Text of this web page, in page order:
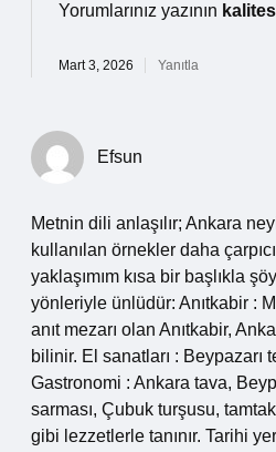
Yorumlarınız yazının
Mart 3, 2026 Yanıtla
Efsun
Metnin dili anlaşılır; Ankara
kullanılan örnekler daha
yaklaşımım kısa bir başlıkla
yönleriyle ünlüdür: Anıtkabir :
anıt mezarı olan Anıtkabir,
bilinir. El sanatları :
Gastronomi : Ankara tava,
sarması, Çubuk turşusu,
gibi lezzetlerle tanınır. Tarihi